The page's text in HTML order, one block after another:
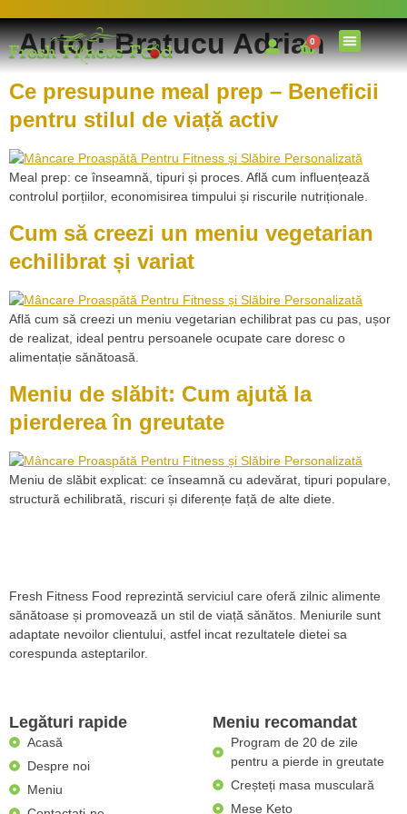
0
Autor:Bratucu Adrian
Ce presupune meal prep – Beneficii
pentru stilul de viață activ
Meal prep: ce înseamnă, tipuri și proces. Află cum influențează
controlul porțiilor, economisirea timpului și riscurile nutriționale.
Cum să creezi un meniu vegetarian
echilibrat și variat
Află cum să creezi un meniu vegetarian echilibrat pas cu pas, ușor
de realizat, ideal pentru persoanele ocupate care doresc o
alimentație sănătoasă.
Meniu de slăbit: Cum ajută la
pierderea în greutate
Meniu de slăbit explicat: ce înseamnă cu adevărat, tipuri populare,
structură echilibrată, riscuri și diferențe față de alte diete.
Fresh Fitness Food reprezintă serviciul care oferă zilnic alimente
sănătoase și promovează un stil de viață sănătos. Meniurile sunt
adaptate nevoilor clientului, astfel incat rezultatele dietei sa
corespunda asteptarilor.
Legături rapide
Acasă
Despre noi
Meniu
Meniu recomandat
Program de 20 de zile
pentru a pierde in greutate
Creșteți masa musculară
Mese Keto